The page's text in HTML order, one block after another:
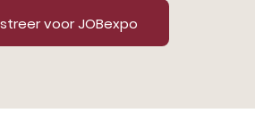
voor JOBexpo